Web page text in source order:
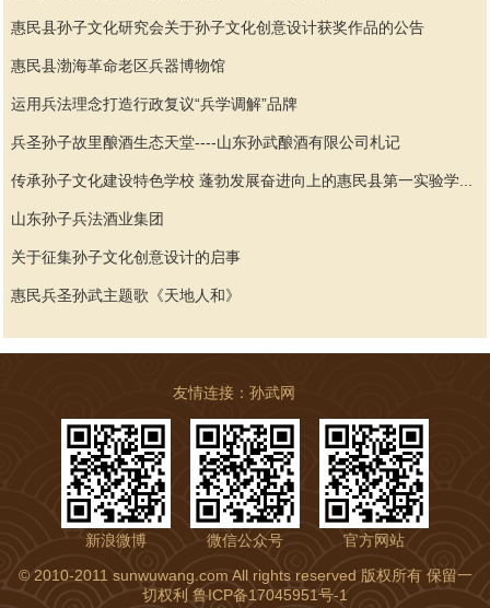
惠民县孙子文化研究会关于孙子文化创意设计获奖作品的公告
惠民县渤海革命老区兵器博物馆
运用兵法理念打造行政复议“兵学调解”品牌
兵圣孙子故里酿酒生态天堂----山东孙武酿酒有限公司札记
传承孙子文化建设特色学校 蓬勃发展奋进向上的惠民县第一实验学...
山东孙子兵法酒业集团
关于征集孙子文化创意设计的启事
惠民兵圣孙武主题歌《天地人和》
友情连接： 孙武网
新浪微博 微信公众号
官方网站
© 2010-2011 sunwuwang.com All rights reserved 版权所有 保留一
切权利 鲁ICP备17045951号-1